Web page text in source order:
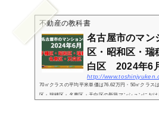
不動産の教科書
名古屋市のマ
区・昭和区・瑞
白区 2024年6
70㎡クラスの平均平米単価は76.62万円・50㎡クラス
区・瑞穂区・名東区・天白区の新築マンションにお